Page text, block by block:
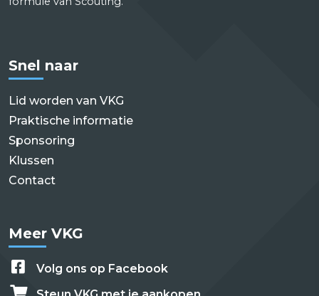
Snel naar
Lid worden van VKG
Praktische informatie
Sponsoring
Klussen
Contact
Meer VKG
Volg ons op Facebook